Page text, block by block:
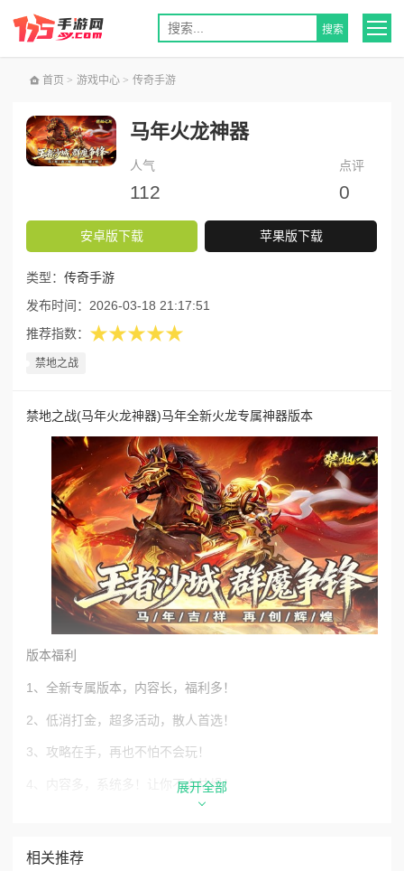
首页 > 游戏中心 > 传奇手游
马年火龙神器
人气
112
点评
0
安卓版下载 苹果版下载
类型： 传奇手游
发布时间： 2026-03-18 21:17:51
推荐指数： ★★★★★
禁地之战
禁地之战(马年火龙神器)马年全新火龙专属神器版本
版本福利
1、全新专属版本，内容长，福利多！
2、低消打金，超多活动，散人首选！
3、攻略在手，再也不怕不会玩！
4、内容多，系统多！让你不会枯燥！
展开全部
相关推荐